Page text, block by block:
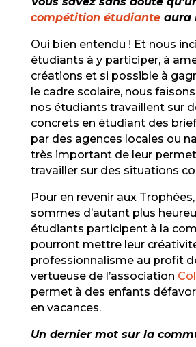
compétition étudianteaura
Oui bien entendu ! Et nous
étudiants à y participer, à
créations et si possible à
le cadre scolaire, nous
nos étudiants travaillent sur
concrets en étudiant des
par des agences locales ou
très important de leur
travailler sur des situations
Pour en revenir aux
sommes d’autant plus
étudiants participent à la
pourront mettre leur
professionnalisme au profit
vertueuse de l’association
permet à des enfants
en vacances.
Un dernier mot sur la